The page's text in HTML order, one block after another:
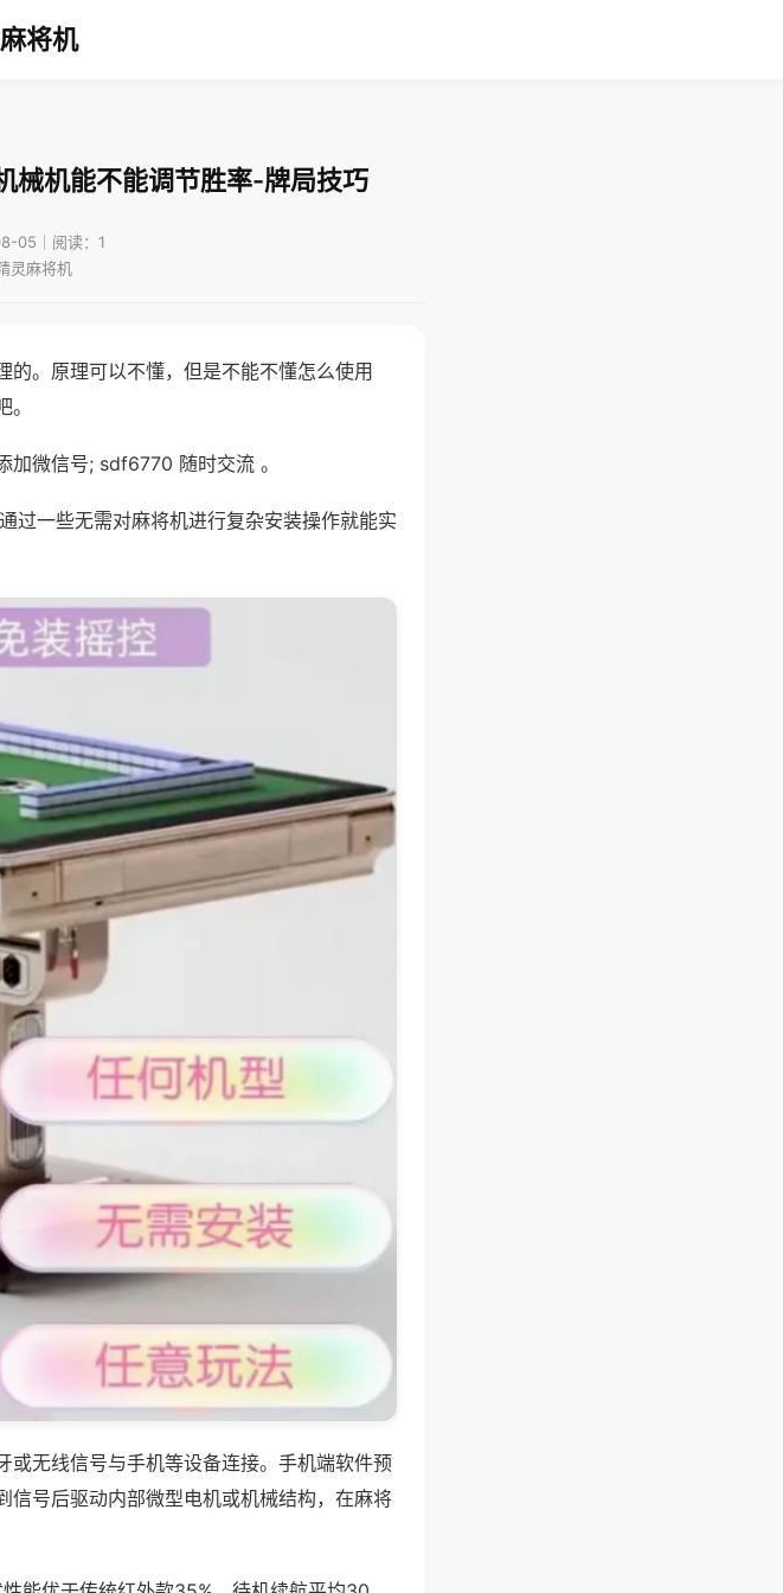
将机
械机能不能调节胜率-牌局技巧
05｜阅读：1
灵麻将机
。原理可以不懂，但是不能不懂怎么使用
加微信号; sdf6770 随时交流 。
过一些无需对麻将机进行复杂安装操作就能实
或无线信号与手机等设备连接。手机端软件预
信号后驱动内部微型电机或机械结构，在麻将